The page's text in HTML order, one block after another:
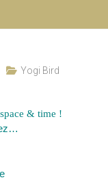
Yogi Bird
& time !